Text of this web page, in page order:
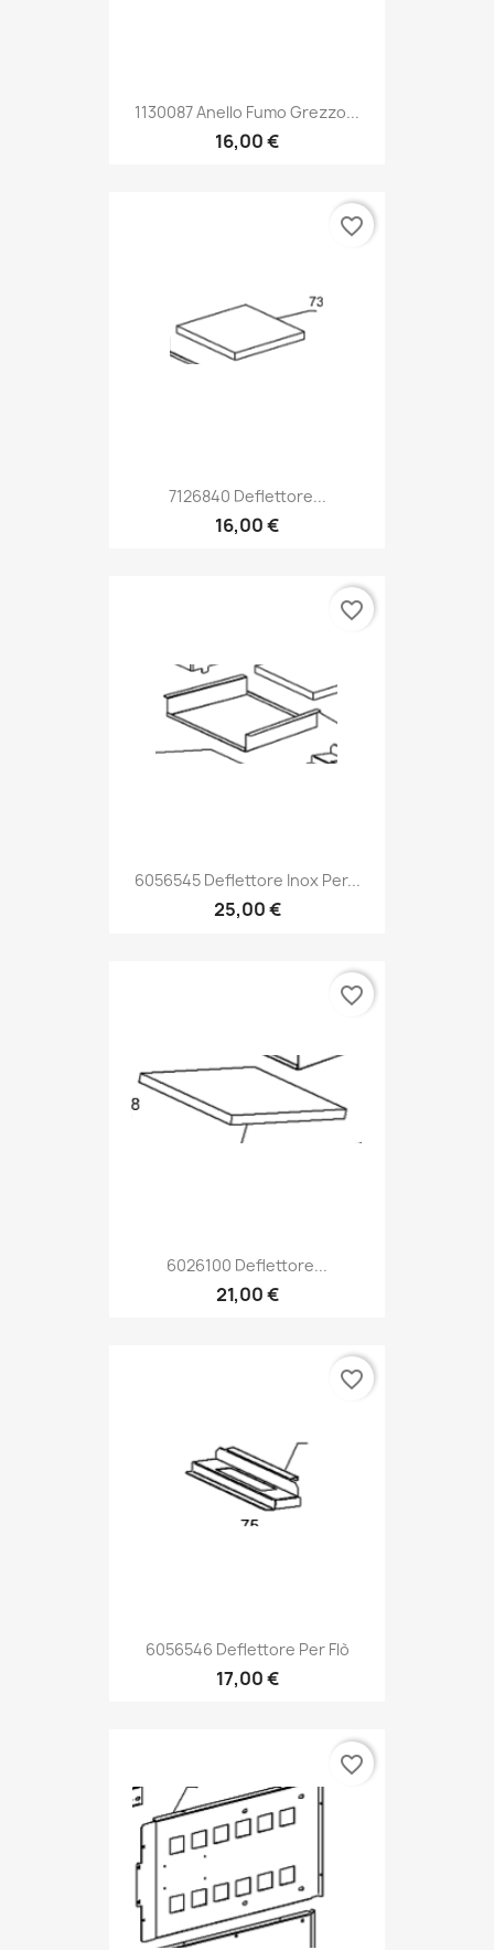
1130087 Anello Fumo Grezzo...
16,00 €
7126840 Deflettore...
16,00 €
favorite_border
6056545 Deflettore Inox Per...
25,00 €
favorite_border
6026100 Deflettore...
21,00 €
favorite_border
6056546 Deflettore Per Flò
17,00 €
favorite_border
favorite_border